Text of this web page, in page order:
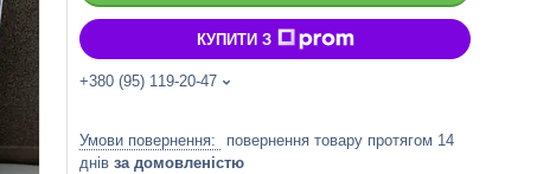
КУПИТИ З
+380 (95) 119-20-47
повернення товару протягом 14
днів за домовленістю